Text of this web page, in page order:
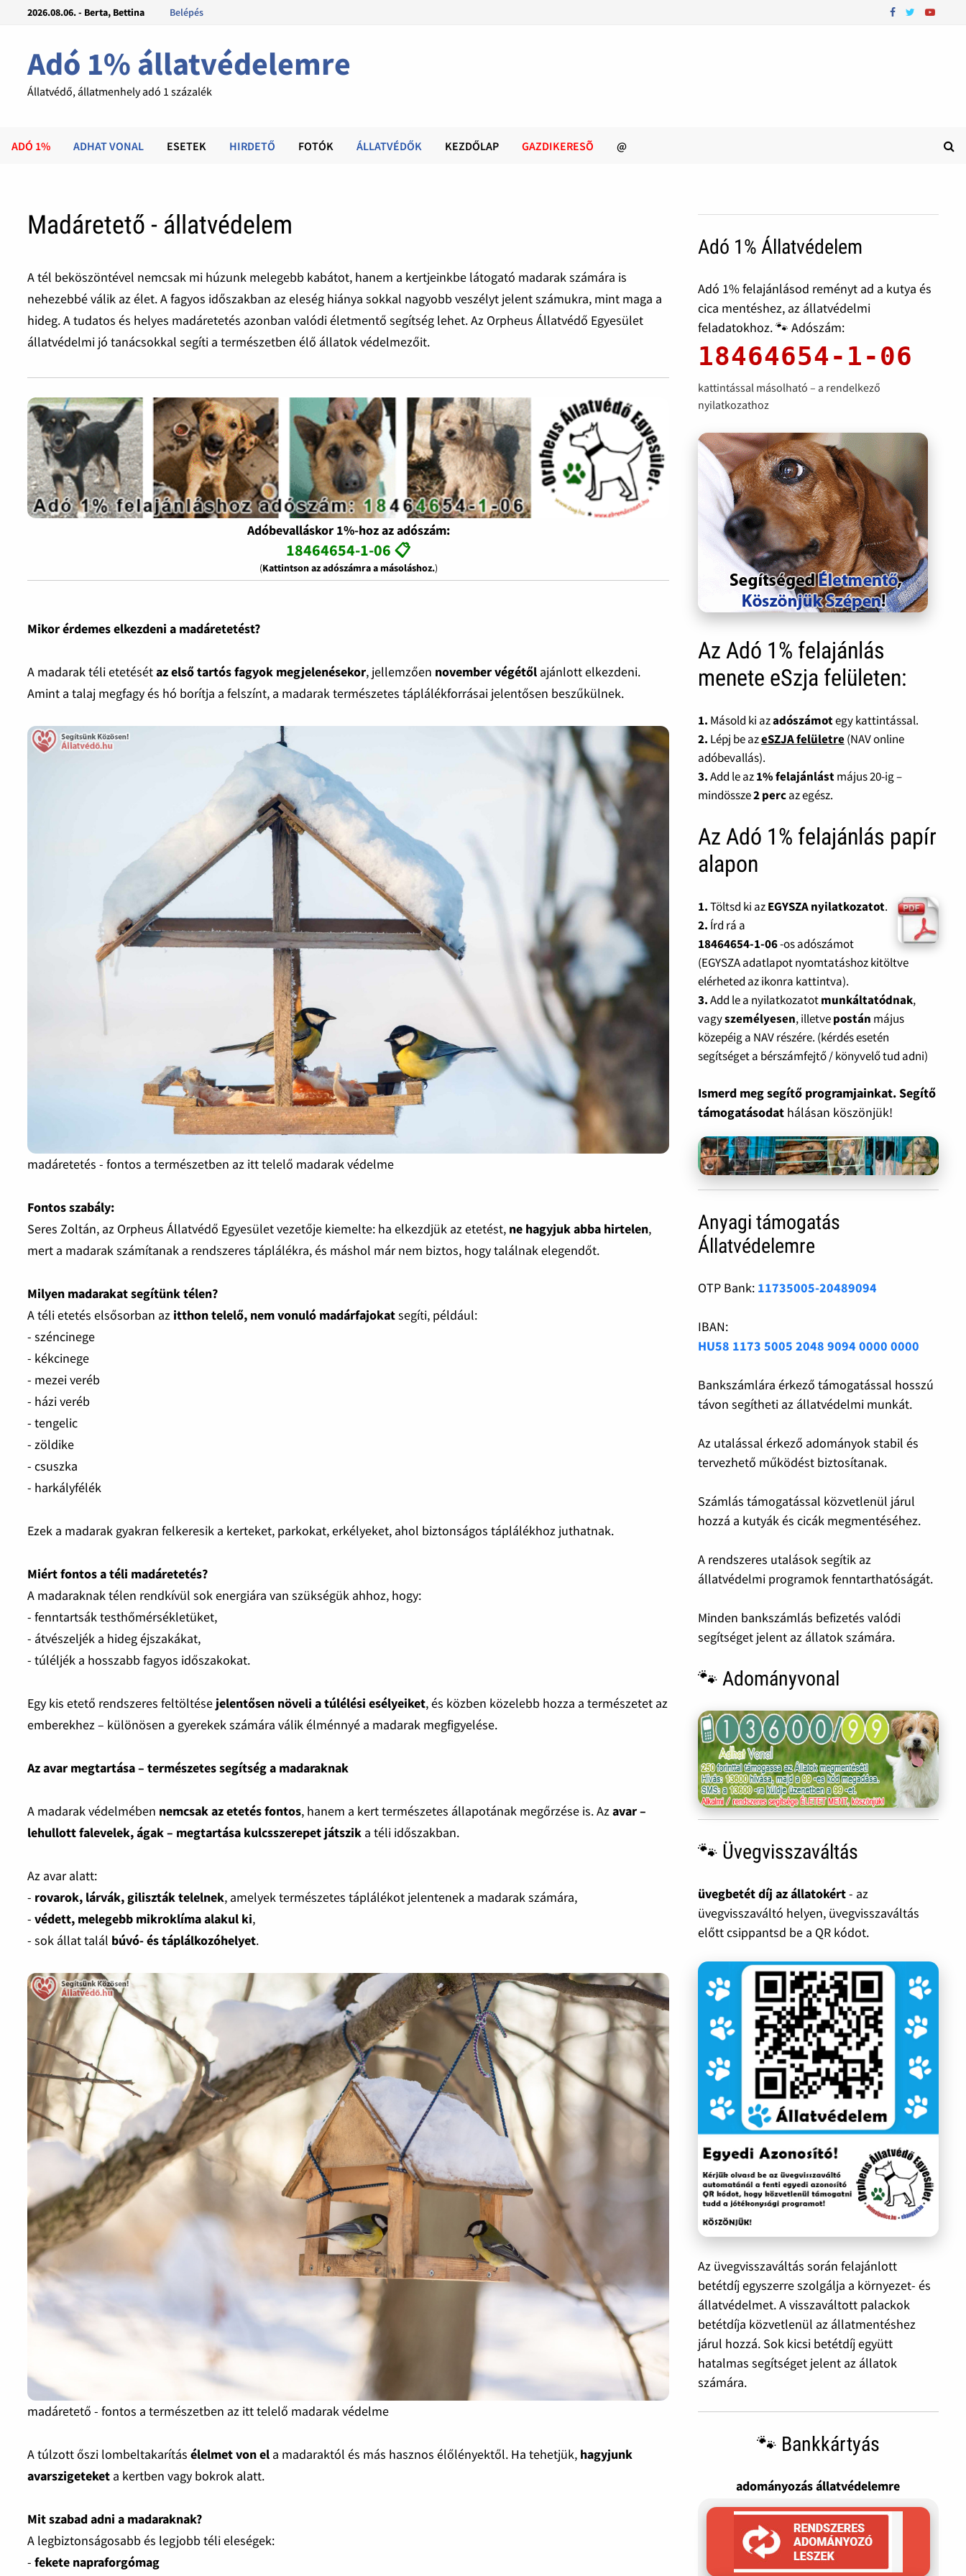
2026.08.06. - Berta, Bettina Belépés
Adó 1% állatvédelemre
Állatvédő, állatmenhely adó 1 százalék
ADÓ 1% ADHAT VONAL ESETEK HIRDETŐ FOTÓK ÁLLATVÉDŐK KEZDŐLAP GAZDIKERESÕ @
Madáretető - állatvédelem
A tél beköszöntével nemcsak mi húzunk melegebb kabátot, hanem a kertjeinkbe látogató madarak számára is
nehezebbé válik az élet. A fagyos időszakban az eleség hiánya sokkal nagyobb veszélyt jelent számukra, mint maga a
hideg. A tudatos és helyes madáretetés azonban valódi életmentő segítség lehet. Az Orpheus Állatvédő Egyesület
állatvédelmi jó tanácsokkal segíti a természetben élő állatok védelmezőit.
Adóbevalláskor 1%-hoz az adószám:
18464654-1-06 📋
(Kattintson az adószámra a másoláshoz.)
Mikor érdemes elkezdeni a madáretetést?
A madarak téli etetésétaz első tartós fagyok megjelenésekor, jellemzően november végétől ajánlott elkezdeni.
Amint a talaj megfagy és hó borítja a felszínt, a madarak természetes táplálékforrásai jelentősen beszűkülnek.
madáretetés - fontos a természetben az itt telelő madarak védelme
Fontos szabály:
Seres Zoltán, az Orpheus Állatvédő Egyesület vezetője kiemelte: ha elkezdjük az etetést, ne hagyjuk abba hirtelen,
mert a madarak számítanak a rendszeres táplálékra, és máshol már nem biztos, hogy találnak elegendőt.
Milyen madarakat segítünk télen?
A téli etetés elsősorban az itthon telelő, nem vonuló madárfajokatsegíti, például:
- széncinege
- kékcinege
- mezei veréb
- házi veréb
- tengelic
- zöldike
- csuszka
- harkályfélék
Ezek a madarak gyakran felkeresik a kerteket, parkokat, erkélyeket, ahol biztonságos táplálékhoz juthatnak.
Miért fontos a téli madáretetés?
A madaraknak télen rendkívül sok energiára van szükségük ahhoz, hogy:
- fenntartsák testhőmérsékletüket,
- átvészeljék a hideg éjszakákat,
- túléljék a hosszabb fagyos időszakokat.
Egy kis etető rendszeres feltöltése jelentősen növeli a túlélési esélyeiket, és közben közelebb hozza a természetet az
emberekhez – különösen a gyerekek számára válik élménnyé a madarak megfigyelése.
Az avar megtartása – természetes segítség a madaraknak
A madarak védelmében nemcsak az etetés fontos, hanem a kert természetes állapotának megőrzése is. Azavar –
lehullott falevelek, ágak – megtartása kulcsszerepet játszik a téli időszakban.
Az avar alatt:
- rovarok, lárvák, giliszták telelnek, amelyek természetes táplálékot jelentenek a madarak számára,
-védett, melegebb mikroklíma alakul ki,
- sok állat talál búvó- és táplálkozóhelyet.
madáretető - fontos a természetben az itt telelő madarak védelme
A túlzott őszi lombeltakarításélelmet von el a madaraktól és más hasznos élőlényektől. Ha tehetjük, hagyjunk
avarszigeteket a kertben vagy bokrok alatt.
Mit szabad adni a madaraknak?
A legbiztonságosabb és legjobb téli eleségek:
-fekete napraforgómag
Adó 1% Állatvédelem
Adó 1% felajánlásod reményt ad a kutya és
cica mentéshez, az állatvédelmi
feladatokhoz. 🐾 Adószám:
18464654-1-06
kattintással másolható – a rendelkező
nyilatkozathoz
Az Adó 1% felajánlás
menete eSzja felületen:
1. Másold ki azadószámotegy kattintással.
2. Lépj be azeSZJA felületre(NAV online
adóbevallás).
3.Add le az1% felajánlástmájus 20-ig –
mindössze2 percaz egész.
Az Adó 1% felajánlás papír
alapon
1.Töltsd ki azEGYSZA nyilatkozatot.
2. Írd rá a
18464654-1-06-os adószámot
(EGYSZA adatlapot nyomtatáshoz kitöltve
elérheted az ikonra kattintva).
3.Add le a nyilatkozatotmunkáltatódnak,
vagyszemélyesen, illetvepostán május
közepéig a NAV részére. (kérdés esetén
segítséget a bérszámfejtő / könyvelő tud adni)
Ismerd meg segítő programjainkat. Segítő
támogatásodat hálásan köszönjük!
Anyagi támogatás
Állatvédelemre
OTP Bank: 11735005-20489094
IBAN:
HU58 1173 5005 2048 9094 0000 0000
Bankszámlára érkező támogatással hosszú
távon segítheti az állatvédelmi munkát.
Az utalással érkező adományok stabil és
tervezhető működést biztosítanak.
Számlás támogatással közvetlenül járul
hozzá a kutyák és cicák megmentéséhez.
A rendszeres utalások segítik az
állatvédelmi programok fenntarthatóságát.
Minden bankszámlás befizetés valódi
segítséget jelent az állatok számára.
🐾 Adományvonal
🐾 Üvegvisszaváltás
üvegbetét díj az állatokért- az
üvegvisszaváltó helyen, üvegvisszaváltás
előtt csippantsd be a QR kódot.
Az üvegvisszaváltás során felajánlott
betétdíj egyszerre szolgálja a környezet- és
állatvédelmet. A visszaváltott palackok
betétdíja közvetlenül az állatmentéshez
járul hozzá. Sok kicsi betétdíj együtt
hatalmas segítséget jelent az állatok
számára.
🐾 Bankkártyás
adományozás állatvédelemre